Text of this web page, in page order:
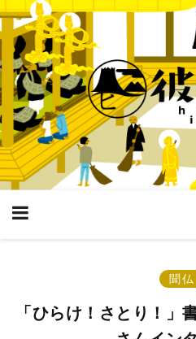
聞仏
「ひらけ！さとり！」